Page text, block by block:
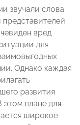
звучали слова
вред
для
Однако каждая
развития
плане для
широкое